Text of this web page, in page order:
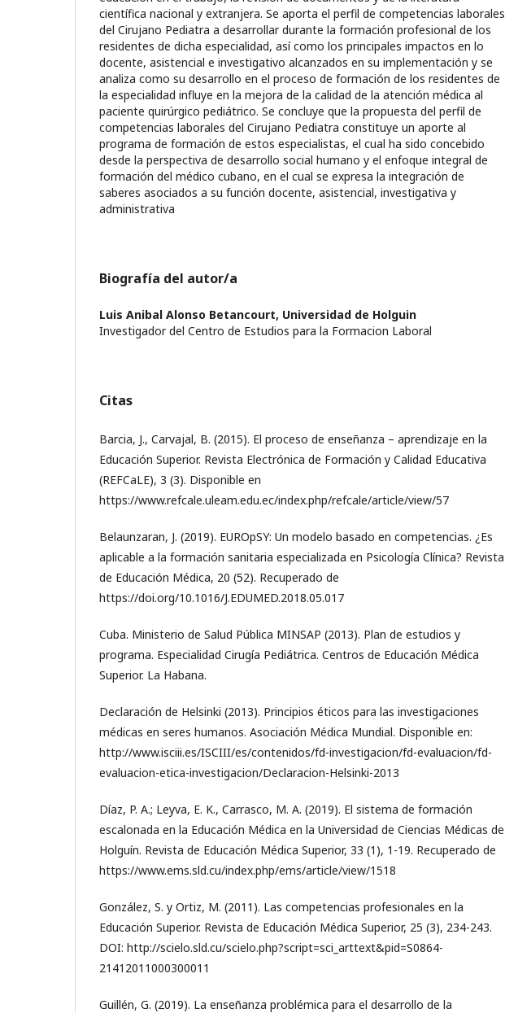
científica nacional y extranjera. Se aporta el perfil de competencias laborales
del Cirujano Pediatra a desarrollar durante la formación profesional de los
residentes de dicha especialidad, así como los principales impactos en lo
docente, asistencial e investigativo alcanzados en su implementación y se
analiza como su desarrollo en el proceso de formación de los residentes de
la especialidad influye en la mejora de la calidad de la atención médica al
paciente quirúrgico pediátrico. Se concluye que la propuesta del perfil de
competencias laborales del Cirujano Pediatra constituye un aporte al
programa de formación de estos especialistas, el cual ha sido concebido
desde la perspectiva de desarrollo social humano y el enfoque integral de
formación del médico cubano, en el cual se expresa la integración de
saberes asociados a su función docente, asistencial, investigativa y
administrativa
Biografía del autor/a
Luis Anibal Alonso Betancourt, Universidad de Holguin
Investigador del Centro de Estudios para la Formacion Laboral
Citas
Barcia, J., Carvajal, B. (2015). El proceso de enseñanza – aprendizaje en la
Educación Superior. Revista Electrónica de Formación y Calidad Educativa
(REFCaLE), 3 (3). Disponible en
https://www.refcale.uleam.edu.ec/index.php/refcale/article/view/57
Belaunzaran, J. (2019). EUROpSY: Un modelo basado en competencias. ¿Es
aplicable a la formación sanitaria especializada en Psicología Clínica? Revista
de Educación Médica, 20 (52). Recuperado de
https://doi.org/10.1016/J.EDUMED.2018.05.017
Cuba. Ministerio de Salud Pública MINSAP (2013). Plan de estudios y
programa. Especialidad Cirugía Pediátrica. Centros de Educación Médica
Superior. La Habana.
Declaración de Helsinki (2013). Principios éticos para las investigaciones
médicas en seres humanos. Asociación Médica Mundial. Disponible en:
http://www.isciii.es/ISCIII/es/contenidos/fd-investigacion/fd-evaluacion/fd-
evaluacion-etica-investigacion/Declaracion-Helsinki-2013
Díaz, P. A.; Leyva, E. K., Carrasco, M. A. (2019). El sistema de formación
escalonada en la Educación Médica en la Universidad de Ciencias Médicas de
Holguín. Revista de Educación Médica Superior, 33 (1), 1-19. Recuperado de
https://www.ems.sld.cu/index.php/ems/article/view/1518
González, S. y Ortiz, M. (2011). Las competencias profesionales en la
Educación Superior. Revista de Educación Médica Superior, 25 (3), 234-243.
DOI: http://scielo.sld.cu/scielo.php?script=sci_arttext&pid=S0864-
21412011000300011
Guillén, G. (2019). La enseñanza problémica para el desarrollo de la